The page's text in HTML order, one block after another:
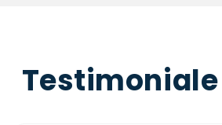
Testimoniale